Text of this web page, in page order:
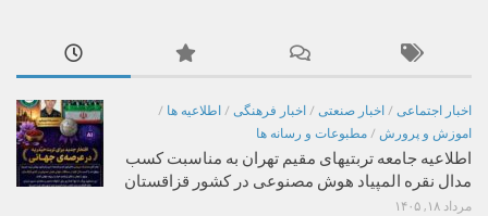
اخبار اجتماعی / اخبار صنعتی / اخبار فرهنگی / اطلاعیه ها /
اموزش و پرورش / مطبوعات و رسانه ها
اطلاعیه جامعه تربتیهای مقیم تهران به مناسبت کسب
مدال نقره المپیاد هوش مصنوعی در کشور قزاقستان
مرداد ۱۸, ۱۴۰۵